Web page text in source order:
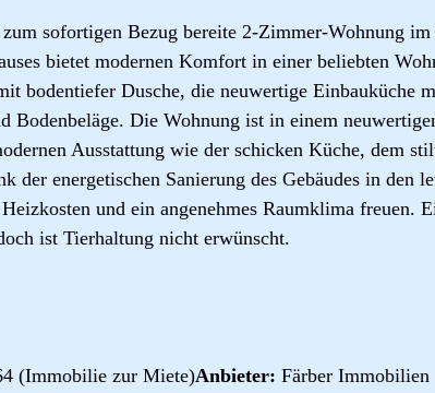
sofortigen Bezug bereite 2-Zimmer-Wohnung im
bietet modernen Komfort in einer beliebten
bodentiefer Dusche, die neuwertige Einbauküche
Bodenbeläge. Die Wohnung ist in einem
Ausstattung wie der schicken Küche, dem
der energetischen Sanierung des Gebäudes in den
und ein angenehmes Raumklima freuen.
ist Tierhaltung nicht erwünscht.
(Immobilie zur Miete)Anbieter: Färber Immobilien